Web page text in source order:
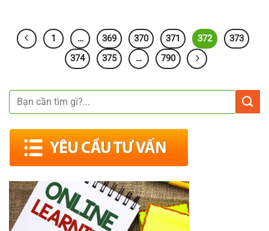
1 … 369 370 371 372
373
374
375 … 790